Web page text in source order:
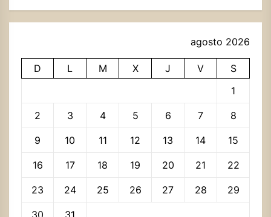
agosto 2026
D L M X J V
S
1
2 3 4 5 6 7 8
9 10 11 12 13 14 15
16 17 18 19 20 21 22
23 24 25 26 27 28 29